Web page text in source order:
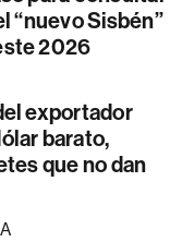
“nuevo Sisbén”
2026
exportador
barato,
que no dan